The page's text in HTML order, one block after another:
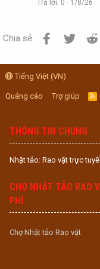
Trả lời 0 1/8/26
Chia sẻ: Facebook
Twitter
Tiếng Việt (VN)
Quảng cáo Trợ giúp
R
S
THÔNG TIN CHUNG
Nhật tảo: Rao vặt trực
CHỢ NHẬT TẢO RAO
PHÍ
Chợ Nhật tảo Rao vặt